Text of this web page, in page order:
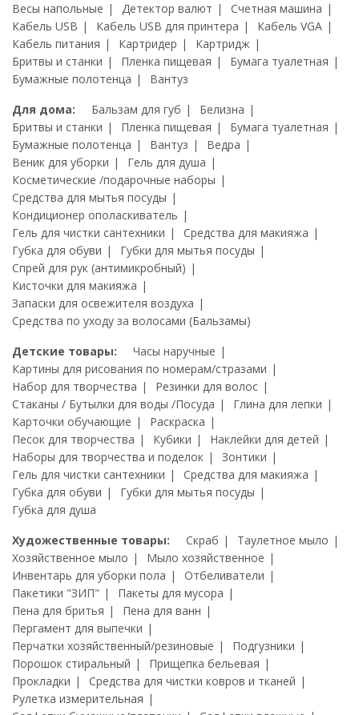
Весы напольные
Детектор валют
Счетная машина
Кабель USB
Кабель USB для принтера
Кабель VGA
Кабель питания
Картридер
Картридж
Бритвы и станки
Пленка пищевая
Бумага туалетная
Бумажные полотенца
Вантуз
Для дома:
Бальзам для губ
Белизна
Бритвы и станки
Пленка пищевая
Бумага туалетная
Бумажные полотенца
Вантуз
Ведра
Веник для уборки
Гель для душа
Косметические /подарочные наборы
Средства для мытья посуды
Кондиционер ополаскиватель
Гель для чистки сантехники
Средства для макияжа
Губка для обуви
Губки для мытья посуды
Спрей для рук (антимикробный)
Кисточки для макияжа
Запаски для освежителя воздуха
Средства по уходу за волосами (Бальзамы)
Детские товары:
Часы наручные
Картины для рисования по номерам/стразами
Набор для творчества
Резинки для волос
Стаканы / Бутылки для воды /Посуда
Глина для лепки
Карточки обучающие
Раскраска
Песок для творчества
Кубики
Наклейки для детей
Наборы для творчества и поделок
Зонтики
Гель для чистки сантехники
Средства для макияжа
Губка для обуви
Губки для мытья посуды
Губка для душа
Художественные товары:
Скраб
Таулетное мыло
Хозяйственное мыло
Мыло хозяйственное
Инвентарь для уборки пола
Отбеливатели
Пакетики "ЗИП"
Пакеты для мусора
Пена для бритья
Пена для ванн
Пергамент для выпечки
Перчатки хозяйственный/резиновые
Подгузники
Порошок стиральный
Прищепка бельевая
Прокладки
Средства для чистки ковров и тканей
Рулетка измерительная